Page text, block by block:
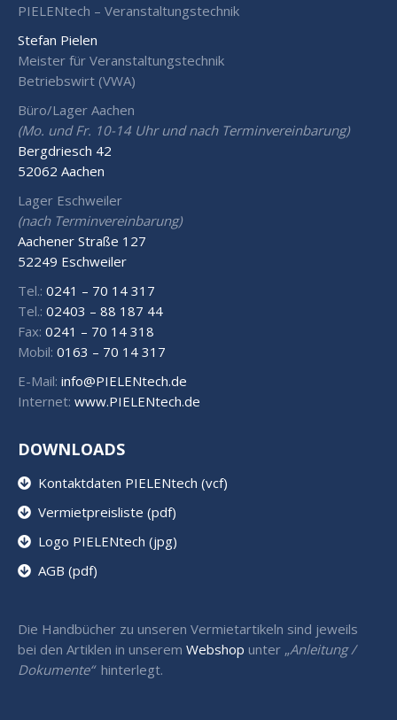
PIELENtech – Veranstaltungstechnik
Stefan Pielen
Meister für Veranstaltungstechnik
Betriebswirt (VWA)
Büro/Lager Aachen
(Mo. und Fr. 10-14 Uhr und nach Terminvereinbarung)
Bergdriesch 42
52062 Aachen
Lager Eschweiler
(nach Terminvereinbarung)
Aachener Straße 127
52249 Eschweiler
Tel.: 0241 – 70 14 317
Tel.: 02403 – 88 187 44
Fax: 0241 – 70 14 318
Mobil: 0163 – 70 14 317
E-Mail: info@PIELENtech.de
Internet: www.PIELENtech.de
DOWNLOADS
Kontaktdaten PIELENtech (vcf)
Vermietpreisliste (pdf)
Logo PIELENtech (jpg)
AGB (pdf)
Die Handbücher zu unseren Vermietartikeln sind jeweils
bei den Artiklen in unserem Webshop unter „Anleitung /
Dokumente“ hinterlegt.